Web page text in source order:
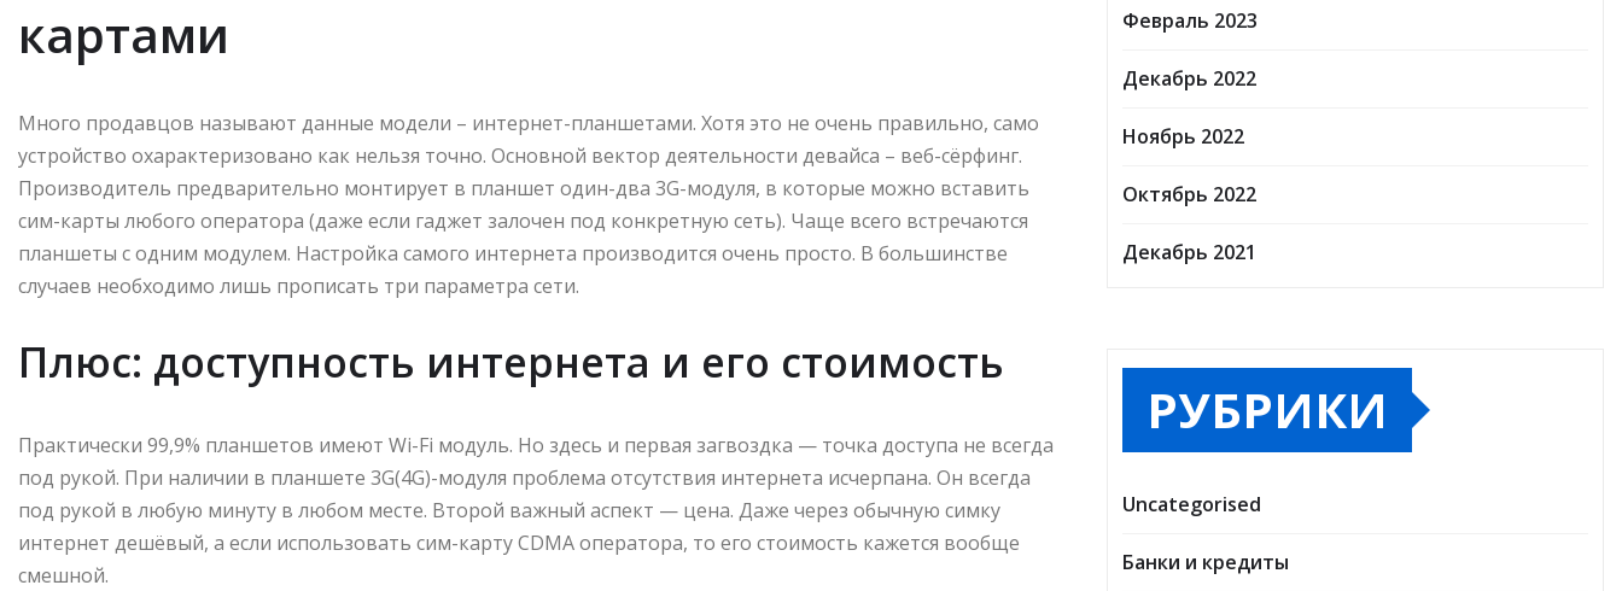
картами
Много продавцов называют данные модели – интернет-планшетами. Хотя это не очень правильно, само
устройство охарактеризовано как нельзя точно. Основной вектор деятельности девайса – веб-сёрфинг.
Производитель предварительно монтирует в планшет один-два 3G-модуля, в которые можно вставить
сим-карты любого оператора (даже если гаджет залочен под конкретную сеть). Чаще всего встречаются
планшеты с одним модулем. Настройка самого интернета производится очень просто. В большинстве
случаев необходимо лишь прописать три параметра сети.
Плюс: доступность интернета и его стоимость
Практически 99,9% планшетов имеют Wi-Fi модуль. Но здесь и первая загвоздка — точка доступа не всегда
под рукой. При наличии в планшете 3G(4G)-модуля проблема отсутствия интернета исчерпана. Он всегда
под рукой в любую минуту в любом месте. Второй важный аспект — цена. Даже через обычную симку
интернет дешёвый, а если использовать сим-карту CDMA оператора, то его стоимость кажется вообще
смешной.
Февраль 2023
Декабрь 2022
Ноябрь 2022
Октябрь 2022
Декабрь 2021
РУБРИКИ
Uncategorised
Банки и кредиты